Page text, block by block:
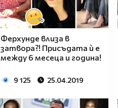
Ферхунде влиза в
затвора?! Присъдата ѝ е
между 6 месеца и година!
9 125 25.04.2019